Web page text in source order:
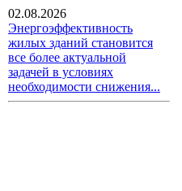
02.08.2026
Энергоэффективность
жилых зданий становится
все более актуальной
задачей в условиях
необходимости снижения...